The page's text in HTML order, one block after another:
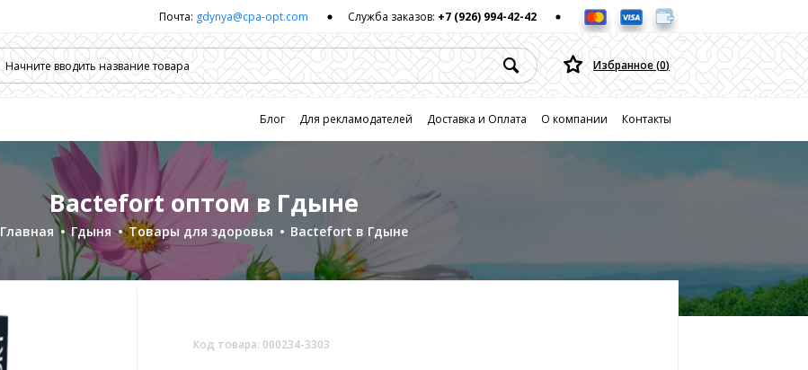
Почта: gdynya@cpa-opt.com Служба заказов: +7 (926) 994-42-42
Избранное (0)
Блог Для рекламодателей Доставка и Оплата О компании Контакты
Главная Гдыня Товары для здоровья Bactefort в Гдыне
Bactefort оптом в Гдыне
Код товара: 000234-3303